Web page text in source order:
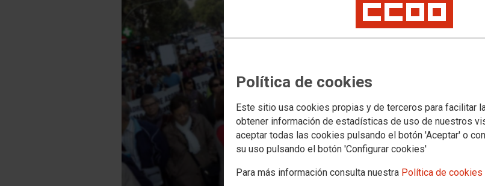
Política de cookies
Este sitio usa cookies propias y de terceros para facilitar
obtener información de estadísticas de uso de nuestros
aceptar todas las cookies pulsando el botón 'Aceptar' o
su uso pulsando el botón 'Configurar cookies'
Para más información consulta nuestra Política de cookies